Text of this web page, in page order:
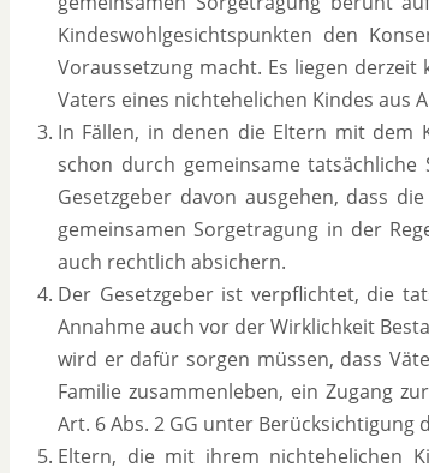
Kindeswohlgesichtspunkten den
Voraussetzung macht. Es liegen
Vaters eines nichtehelichen Kindes aus
In Fällen, in denen die Eltern mit dem
schon durch gemeinsame
Gesetzgeber davon ausgehen, dass
gemeinsamen Sorgetragung in der
auch rechtlich absichern.
Der Gesetzgeber ist verpflichtet, die
Annahme auch vor der Wirklichkeit
wird er dafür sorgen müssen, dass
Familie zusammenleben, ein Zugang
Art. 6 Abs. 2 GG unter
Eltern, die mit ihrem nichtehelichen